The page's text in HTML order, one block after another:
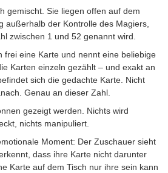
gemischt. Sie liegen offen auf dem
außerhalb der Kontrolle des Magiers,
zwischen 1 und 52 genannt wird.
frei eine Karte und nennt eine beliebige
Karten einzeln gezählt – und exakt an
sich die gedachte Karte. Nicht
Genau an dieser Zahl.
gezeigt werden. Nichts wird
nichts manipuliert.
Moment: Der Zuschauer sieht
dass ihre Karte nicht darunter
Karte auf dem Tisch nur ihre sein kann